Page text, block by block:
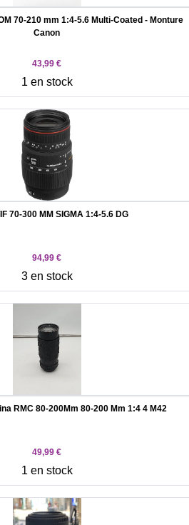
70-210 mm 1:4-5.6 Multi-Coated - Monture
Canon
43,99 €
1 en stock
70-300 MM SIGMA 1:4-5.6 DG
94,99 €
3 en stock
RMC 80-200Mm 80-200 Mm 1:4 4 M42
49,99 €
1 en stock